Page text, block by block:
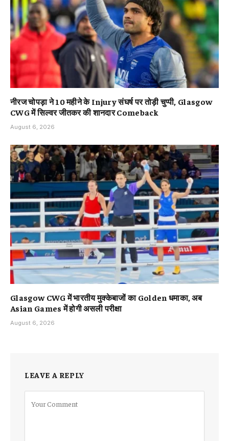
नीरज चोपड़ा ने 10 महीने के Injury संघर्ष पर तोड़ी चुप्पी, Glasgow
CWG में सिल्वर जीतकर की शानदार Comeback
August 6, 2026
Glasgow CWG में भारतीय मुक्केबाजों का Golden धमाका, अब
Asian Games में होगी असली परीक्षा
August 6, 2026
LEAVE A REPLY